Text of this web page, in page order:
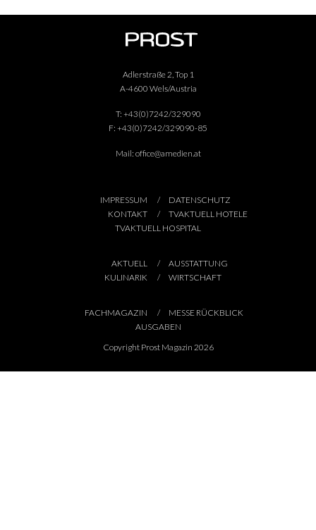
Adlerstraße 2, Top 1
A-4600 Wels/Austria
T: +43(0)7242/329090
F: +43(0)7242/329090-85
Mail: office@amedien.at
IMPRESSUM
DATENSCHUTZ
KONTAKT
TVAKTUELL HOTELE
TVAKTUELL HOSPITAL
AKTUELL
AUSSTATTUNG
KULINARIK
WIRTSCHAFT
FACHMAGAZIN
MESSE RÜCKBLICK
AUSGABEN
Copyright Prost Magazin 2026